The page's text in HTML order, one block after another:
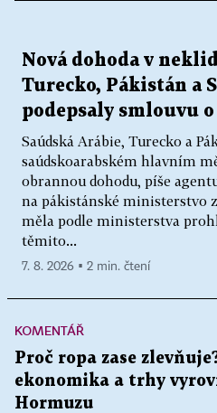
Nová dohoda v
Turecko, Pákistán a
podepsaly smlouvu
Saúdská Arábie, Turecko a
saúdskoarabském hlavním
obrannou dohodu, píše
na pákistánské ministerstvo
měla podle ministerstva
těmito...
7. 8. 2026 ▪ 2 min. čtení
KOMENTÁŘ
Proč ropa zase
ekonomika a trhy
Hormuzu